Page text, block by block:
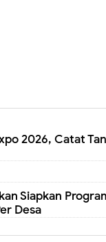
2026, Catat
Siapkan
Desa